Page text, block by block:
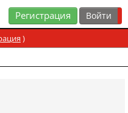
Регистрация
)